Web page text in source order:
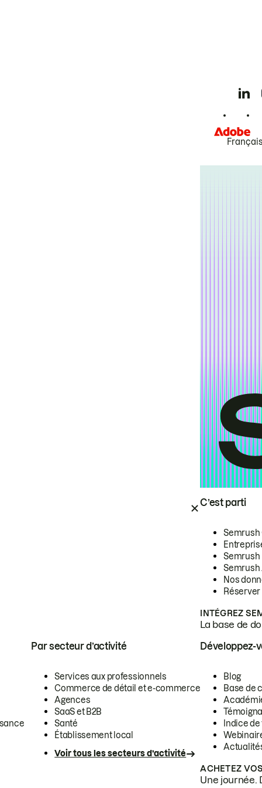
C’est parti
Semrush
Semrush
Semrush
Nos
INTÉGREZ
La base de
Par secteur d’activité
Services aux professionnels
Commerce de détail et e-commerce
Agences
SaaS et B2B
Santé
Établissement local
Voir tous les secteurs d’activité
Développez-
Blog
Base de
Indice
ACHETEZ
Une journée.